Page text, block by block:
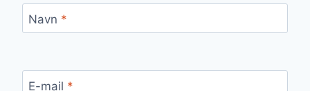
Navn *
E-mail *